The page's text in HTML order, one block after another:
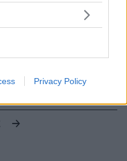
Privacy Policy
δεν πρέπει να τους
τις πυρκαγιές στο
και Άγιο Βασίλειο